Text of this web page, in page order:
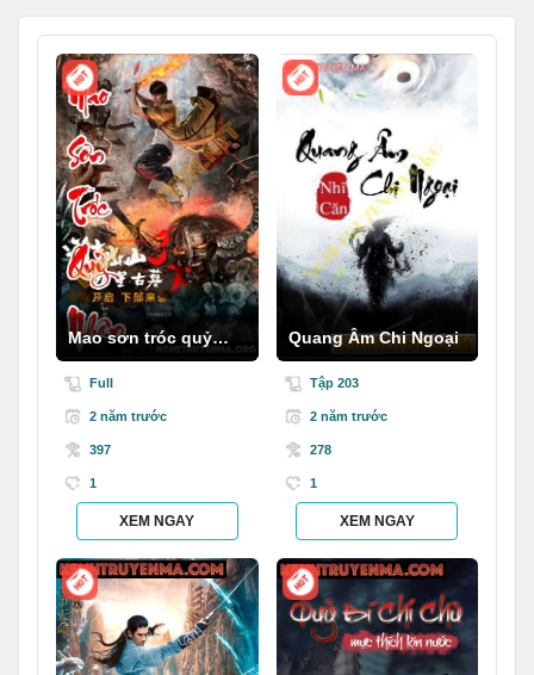
Mao sơn tróc quỷ
nhânFull
2 năm trước
397
1
XEM NGAY
Quang Âm Chi Ngoại
Tập 203
2 năm trước
278
1
XEM NGAY